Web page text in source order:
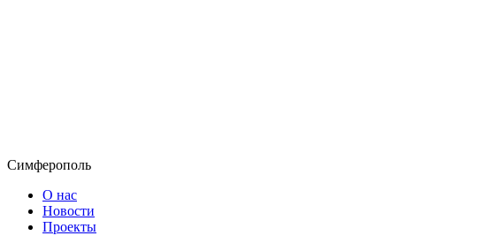
Симферополь
О нас
Новости
Проекты